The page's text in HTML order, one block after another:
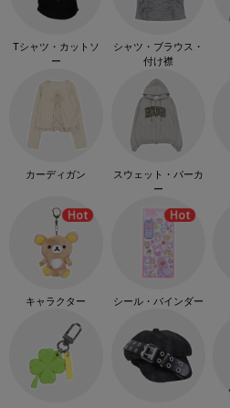
Tシャツ・カットソ
ー
シャツ・ブラウス・
付け襟
カーディガン
スウェット・パーカ
ー
キャラクター シール・バインダー